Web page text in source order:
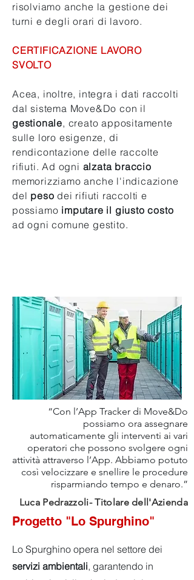
risolviamo anche la gestione dei
turni e degli orari di lavoro.
CERTIFICAZIONE LAVORO
SVOLTO
Acea, inoltre, integra i dati raccolti
dal sistema Move&Do con il
gestionale, creato appositamente
sulle loro esigenze, di
rendicontazione delle raccolte
rifiuti. Ad ogni alzata braccio
memorizziamo anche l'indicazione
del peso dei rifiuti raccolti e
possiamo imputare il giusto costo
ad ogni comune gestito.
Progetto "Lo Spurghino"
Lo Spurghino opera nel settore dei
servizi ambientali, garantendo in
“Con l’App Tracker di Move&Do
possiamo ora assegnare
automaticamente gli interventi ai vari
operatori che possono svolgere ogni
attività attraverso l’App. Abbiamo potuto
così velocizzare e snellire le procedure
risparmiando tempo e denaro.”
Luca Pedrazzoli- Titolare dell'Azienda